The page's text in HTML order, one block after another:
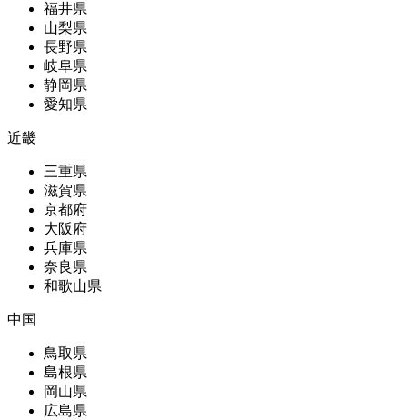
福井県
山梨県
長野県
岐阜県
静岡県
愛知県
近畿
三重県
滋賀県
京都府
大阪府
兵庫県
奈良県
和歌山県
中国
鳥取県
島根県
岡山県
広島県